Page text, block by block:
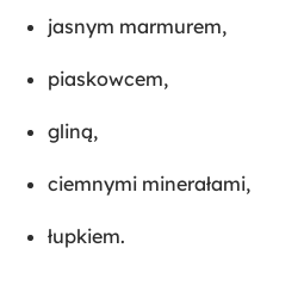
jasnym marmurem,
piaskowcem,
gliną,
ciemnymi minerałami,
łupkiem.